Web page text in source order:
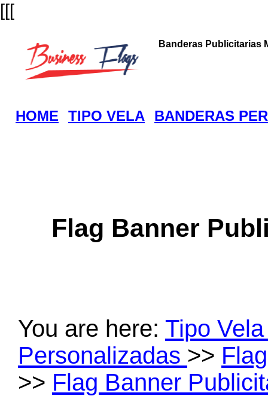
[[[
Banderas Publicitarias
HOME TIPO VELA BANDERAS
Flag Banner
You are here: Tipo
Personalizadas >>
>> Flag Banner